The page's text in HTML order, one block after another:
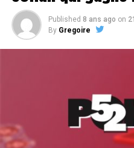
Published 8 ans ago on
By Gregoire